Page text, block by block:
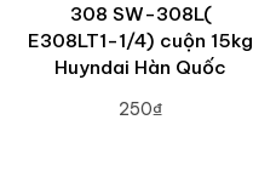
308 SW-308L(
E308LT1-1/4) cuộn 15kg
Huyndai Hàn Quốc
250₫